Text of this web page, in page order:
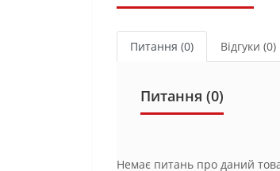
Питання (0) Відгуки (0)
Питання (0)
Немає питань про даний